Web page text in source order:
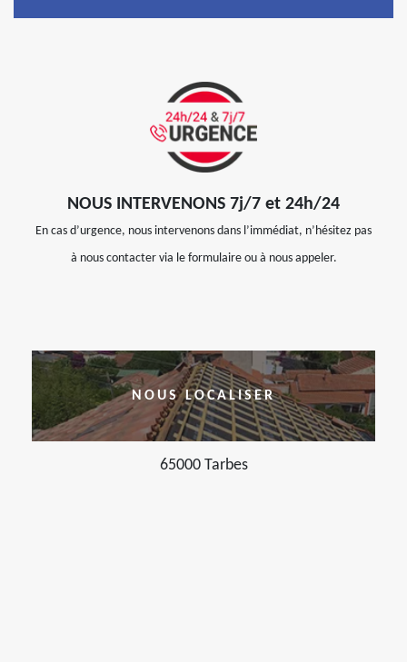
NOUS INTERVENONS 7j/7 et 24h/24
En cas d’urgence, nous intervenons dans l’immédiat, n’hésitez pas
à nous contacter via le formulaire ou à nous appeler.
NOUS LOCALISER
65000 Tarbes